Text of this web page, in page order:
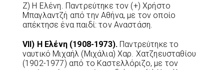
Ζ) Η Ελένη. Παντρεύτηκε τον (+) Χρήστο
Μπαγλαντζή από την Αθήνα, με τον οποίο
απέκτησε ένα παιδί: τον Αναστάση.
VII) Η Ελένη (1908-1973). Παντρεύτηκε το
ναυτικό Μιχαήλ (Μιχάλια) Χαρ. Χατζηευσταθίου
(1902-1977) από το Καστελλόριζο, με τον